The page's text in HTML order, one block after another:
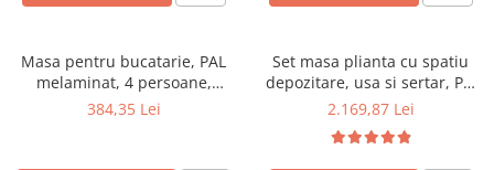
Masa pentru bucatarie, PAL
melaminat, 4 persoane,
100x60x73 cm, stejar
384,35 Lei
Set masa plianta cu spatiu
depozitare, usa si sertar, Pal
Melaminat, 160x96x80 cm si 6
cu piele ecologica, fag
2.169,87 Lei